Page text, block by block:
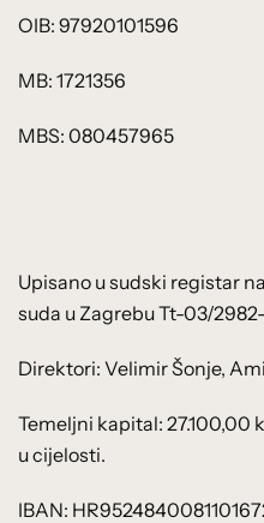
OIB: 97920101596
MB: 1721356
MBS: 080457965
Upisano u sudski registar
suda u Zagrebu Tt-03/
Direktori: Velimir Šonje,
Temeljni kapital: 27.100,00
u cijelosti.
IBAN: